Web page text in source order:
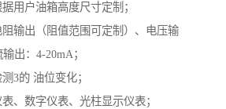
用户油箱高度尺寸定制；
输出（阻值范围可定制）、电压输
出：4-20mA；
3的 油位变化；
、数字仪表、光柱显示仪表；